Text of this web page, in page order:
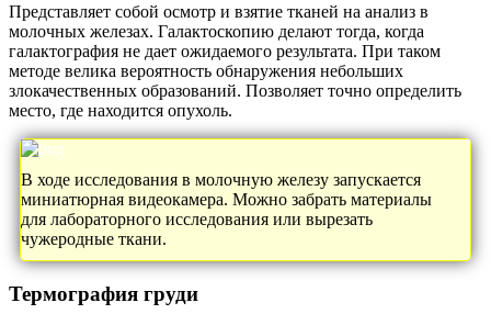
Представляет собой осмотр и взятие тканей на анализ в
молочных железах. Галактоскопию делают тогда, когда
галактография не дает ожидаемого результата. При таком
методе велика вероятность обнаружения небольших
злокачественных образований. Позволяет точно определить
место, где находится опухоль.
В ходе исследования в молочную железу запускается
миниатюрная видеокамера. Можно забрать материалы
для лабораторного исследования или вырезать
чужеродные ткани.
Термография груди